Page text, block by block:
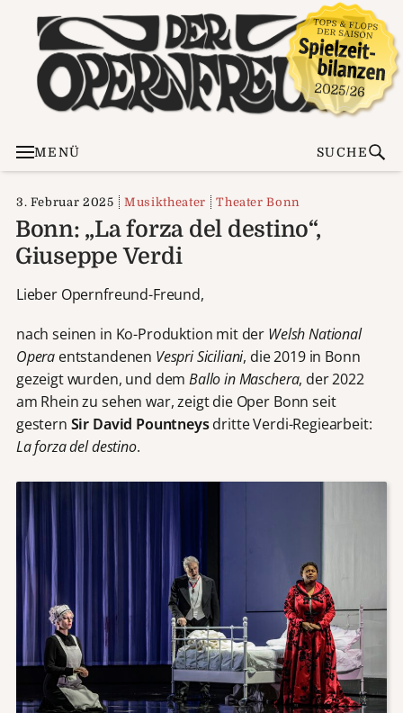
MENÜ SUCHE
3. Februar 2025 Musiktheater Theater Bonn
Bonn: „La forza del destino“,
Giuseppe Verdi
Lieber Opernfreund-Freund,
nach seinen in Ko-Produktion mit der Welsh National
Opera entstandenen Vespri Siciliani, die 2019 in Bonn
gezeigt wurden, und demBallo in Maschera, der 2022
am Rhein zu sehen war, zeigt die Oper Bonn seit
gestern Sir David Pountneysdritte Verdi-Regiearbeit:
La forza del destino.